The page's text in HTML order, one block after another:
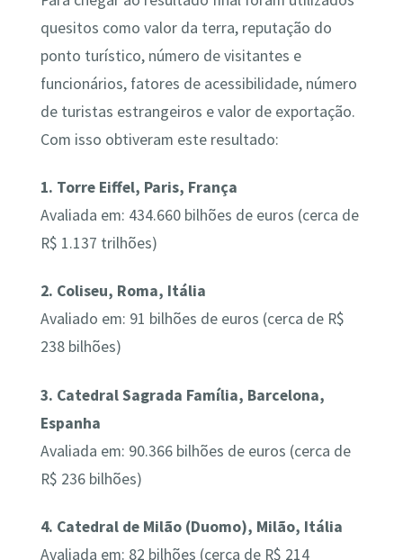
quesitos como valor da terra, reputação do
ponto turístico, número de visitantes e
funcionários, fatores de acessibilidade, número
de turistas estrangeiros e valor de exportação.
Com isso obtiveram este resultado:
1. Torre Eiffel, Paris, França
Avaliada em: 434.660 bilhões de euros (cerca de
R$ 1.137 trilhões)
2. Coliseu, Roma, Itália
Avaliado em: 91 bilhões de euros (cerca de R$
238 bilhões)
3. Catedral Sagrada Família, Barcelona,
Espanha
Avaliada em: 90.366 bilhões de euros (cerca de
R$ 236 bilhões)
4. Catedral de Milão (Duomo), Milão, Itália
Avaliada em: 82 bilhões (cerca de R$ 214